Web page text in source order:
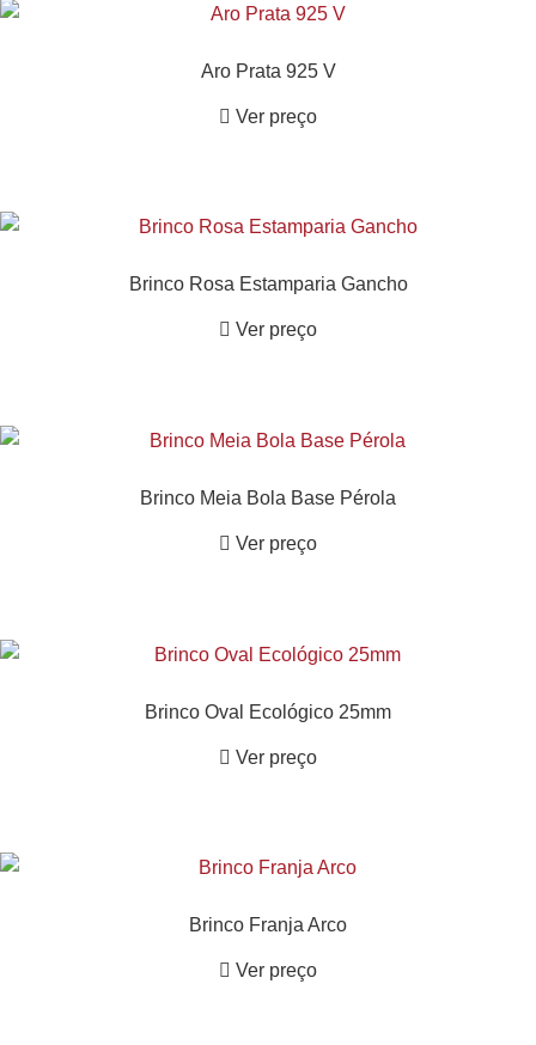
Aro Prata 925 V
Ver preço
Brinco Rosa Estamparia Gancho
Ver preço
Brinco Meia Bola Base Pérola
Ver preço
Brinco Oval Ecológico 25mm
Ver preço
Brinco Franja Arco
Ver preço